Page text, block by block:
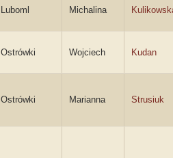
Luboml Michalina
Ostrówki Wojciech Kudan
Ostrówki Marianna Strusiuk